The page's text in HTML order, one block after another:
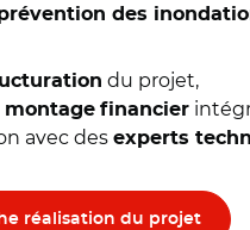
des
du projet,
montage financier
avec des experts
réalisation du projet